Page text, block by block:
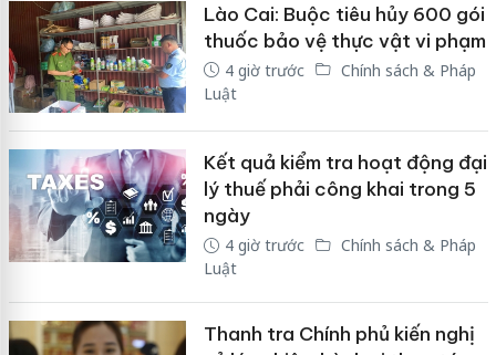
Lào Cai: Buộc tiêu hủy 600 gói
thuốc bảo vệ thực vật vi phạm
4 giờ trước
Chính sách & Pháp
Luật
Kết quả kiểm tra hoạt động đại
lý thuế phải công khai trong 5
ngày
4 giờ trước
Chính sách & Pháp
Luật
Thanh tra Chính phủ kiến nghị